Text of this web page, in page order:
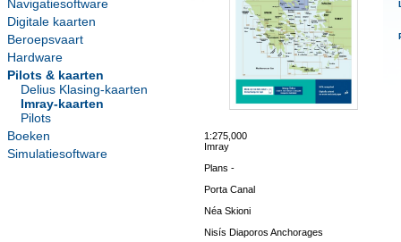
Navigatiesoftware
Digitale kaarten
Beroepsvaart
Hardware
Pilots & kaarten
Delius Klasing-kaarten
Imray-kaarten
Pilots
Boeken
Simulatiesoftware
1:275,000
Imray
Plans -
Porta Canal
Néa Skioni
Nisís Diaporos Anchorages